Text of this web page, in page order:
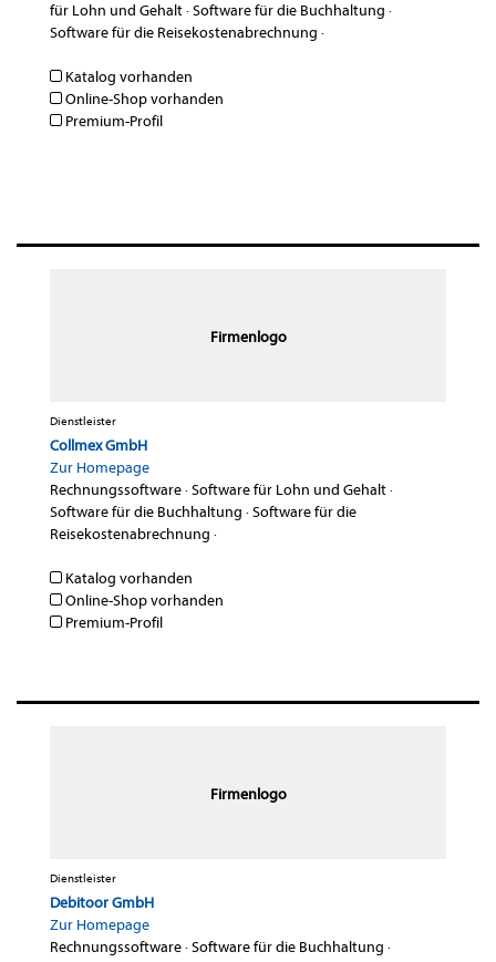
für Lohn und Gehalt·Software für die Buchhaltung ·
Software für die Reisekostenabrechnung ·
Katalog vorhanden
Online-Shop vorhanden
Premium-Profil
Firmenlogo
Dienstleister
Collmex GmbH
Zur Homepage
Rechnungssoftware·Software für Lohn und Gehalt·
Software für die Buchhaltung ·Software für die
Reisekostenabrechnung ·
Katalog vorhanden
Online-Shop vorhanden
Premium-Profil
Firmenlogo
Dienstleister
Debitoor GmbH
Zur Homepage
Rechnungssoftware·Software für die Buchhaltung ·